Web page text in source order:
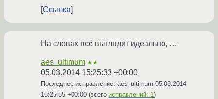
Ссылка
На словах всё выглядит идеально, …
aes_ultimum ★★
05.03.2014 15:25:33 +00:00
Последнее исправление: aes_ultimum 05.03.2014
15:25:55 +00:00 (всего исправлений: 1)